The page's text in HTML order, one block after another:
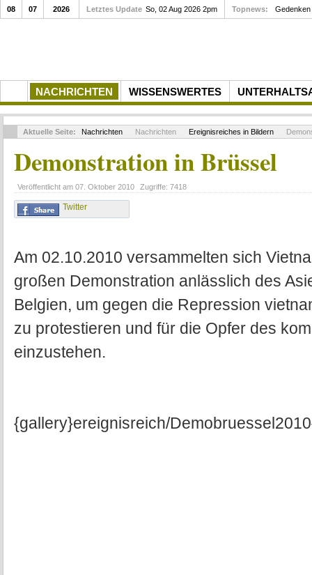
NACHRICHTEN WISSENSWERTES
08 07 2026 Letztes Update So, 02 Aug 2026 2pm Topnews: Gedenken
Aktuelle Seite: Nachrichten Nachrichten Ereignisreiches in Bildern
Demonstration in Brüssel
Veröffentlicht am 07. Oktober 2010 Zugriffe: 7418
Twitter
Am 02.10.2010 versammelten sich
großen Demonstration anlässlich des
Belgien, um gegen die Repression
zu protestieren und für die Opfer des
einzustehen.
{gallery}ereignisreich/